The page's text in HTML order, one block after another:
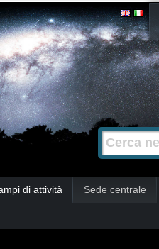
Cerca nel
di attività Sede centrale